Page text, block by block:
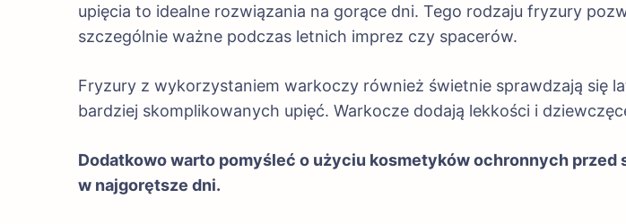
upięcia to idealne rozwiązania na gorące dni. Tego rodzaju fryzury
szczególnie ważne podczas letnich imprez czy spacerów.
Fryzury z wykorzystaniem warkoczy również świetnie sprawdzają się
bardziej skomplikowanych upięć. Warkocze dodają lekkości i
Dodatkowo warto pomyśleć o użyciu kosmetyków ochronnych przed
w najgorętsze dni.